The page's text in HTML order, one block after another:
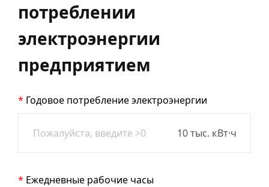
потреблении
электроэнергии
предприятием
Годовое потребление электроэнергии
10 тыс. кВт·ч
Ежедневные рабочие часы